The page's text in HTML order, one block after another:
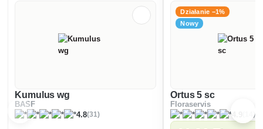
Kumulus wg
BASF
4.8(31)
Działanie −1%
Nowy
Ortus 5 sc
Floraservis
(14)